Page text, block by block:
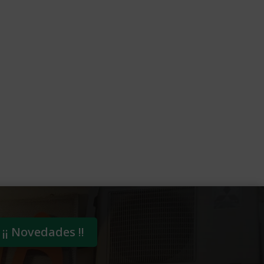
¡¡ Novedades !!